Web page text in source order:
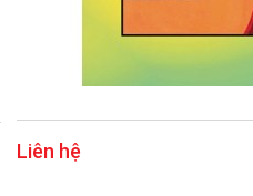
Liên hệ